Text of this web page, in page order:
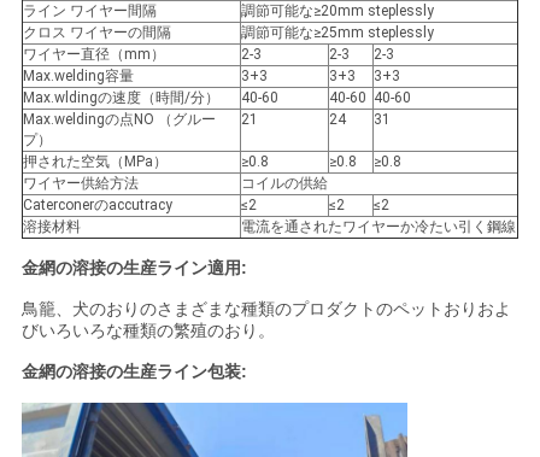
地
図
PRIVACY
POLICY
ライン ワイヤー間隔
調節可能な≥20mm steplessly
クロス ワイヤーの間隔
調節可能な≥25mm steplessly
ワイヤー直径（mm）
2-3 2-3
2-3
Max.welding容量
3+3 3+3
3+3
Max.wldingの速度（時間/分）
40-60 40-60 40-60
Max.weldingの点NO （グルー
プ）
21 24 31
押された空気（MPa） ≥0.8 ≥0.8
≥0.8
ワイヤー供給方法
コイルの供給
Caterconerのaccutracy
≤2 ≤2
≤2
溶接材料
電流を通されたワイヤーか冷たい引く鋼線
金網の溶接の生産ライン適用:
鳥籠、犬のおりのさまざまな種類のプロダクトのペットおりおよ
びいろいろな種類の繁殖のおり。
金網の溶接の生産ライン包装: